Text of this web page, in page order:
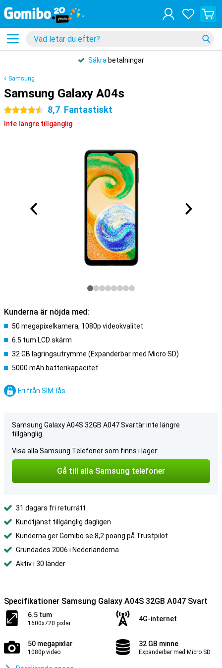
Säkra betalningar
Samsung
Samsung Galaxy A04s
4.5 stjärnor 8,7 Fantastiskt
Inte längre tillgänglig
Kunderna är nöjda med:
50 megapixelkamera, 1080p videokvalitet
6.5 tum LCD skärm
32 GB lagringsutrymme (Expanderbar med Micro SD)
5000 mAh batterikapacitet
Fri från SIM-lås
Samsung Galaxy A04S 32GB A047 Svartär inte längre
tillgänglig.
Visa alla Samsung Telefoner som finns i lager:
Gå till alla Samsung telefoner
31 dagars fri returrätt
Kundtjänst tillgänglig dagligen
Kunderna ger Gomibo.se 8,2 poäng på Trustpilot
Grundades 2006 i Nederländerna
Aktiv i 30 länder
Specifikationer Samsung Galaxy A04S 32GB A047 Svart
6.5 tum
1600x720 pixlar
4G-internet
50 megapixlar
1080p video
32 GB minne
Expanderbar med Micro SD